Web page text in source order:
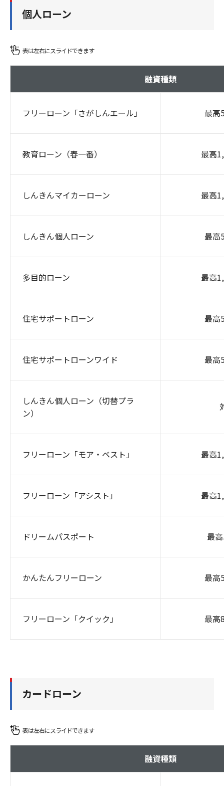
個人ローン
融資種類
フリーローン「さがしんエール」 最高
教育ローン（春一番） 最高
しんきんマイカーローン 最高
しんきん個人ローン 最高
多目的ローン 最高
住宅サポートローン 最高
住宅サポートローンワイド 最高
しんきん個人ローン（切替プラ
ン）
フリーローン「モア・ベスト」 最高
フリーローン「アシスト」 最高
ドリームパスポート 最
かんたんフリーローン 最高
フリーローン「クイック」 最高
カードローン
融資種類